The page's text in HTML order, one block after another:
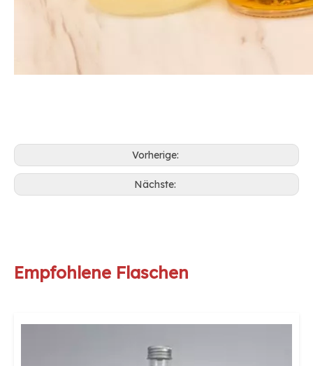
Vorherige:
Nächste:
Empfohlene Flaschen